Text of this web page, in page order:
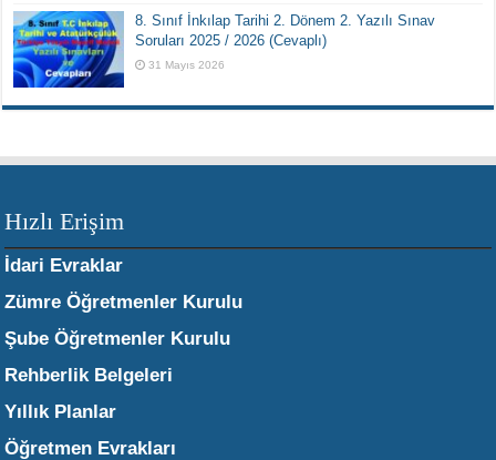
8. Sınıf İnkılap Tarihi 2. Dönem 2. Yazılı Sınav
Soruları 2025 / 2026 (Cevaplı)
31 Mayıs 2026
Hızlı Erişim
İdari Evraklar
Zümre Öğretmenler Kurulu
Şube Öğretmenler Kurulu
Rehberlik Belgeleri
Yıllık Planlar
Öğretmen Evrakları